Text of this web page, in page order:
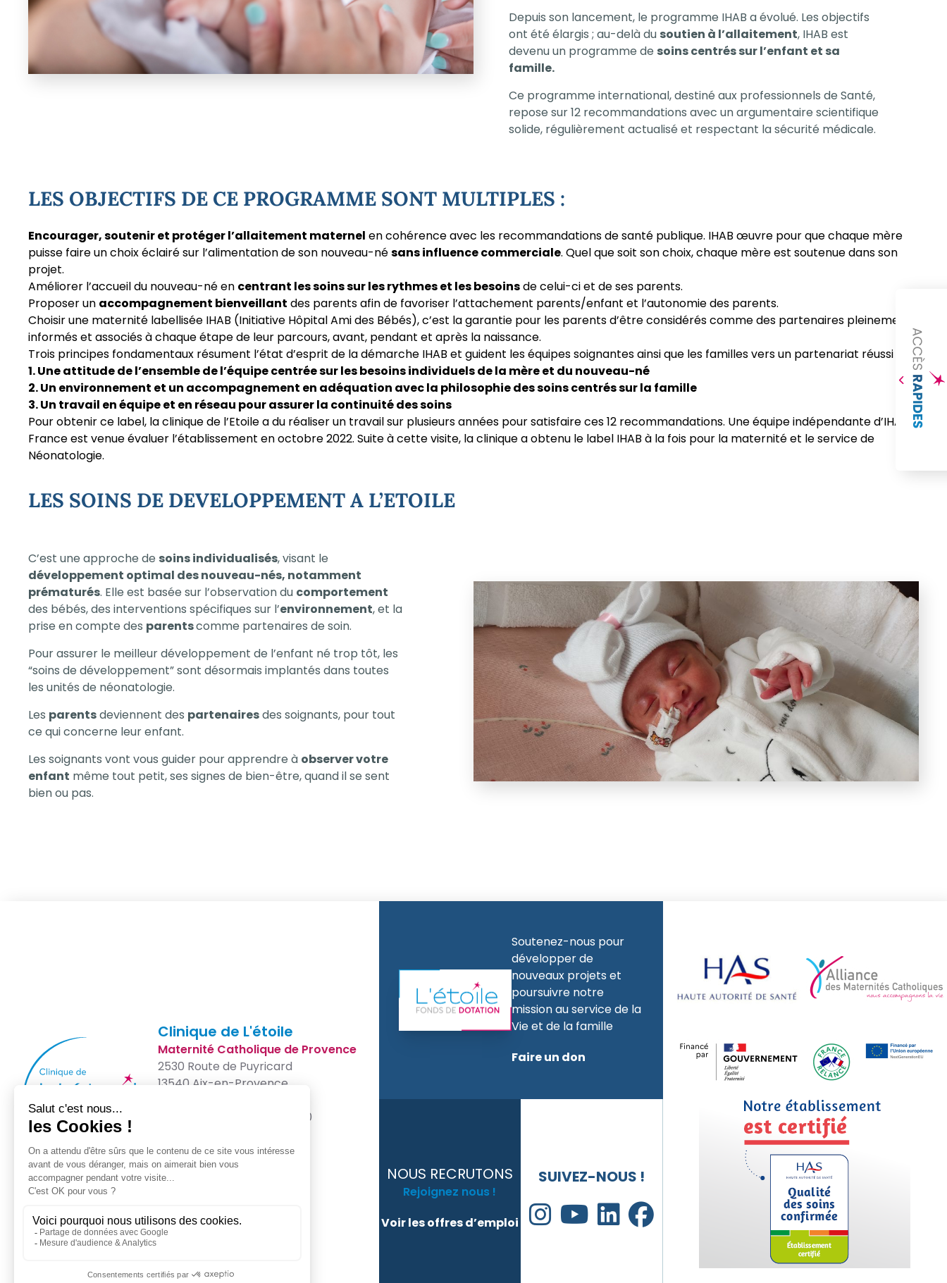
Depuis son lancement, le programme IHAB a évolué. Les objectifs
ont été élargis ; au-delà du soutien à l’allaitement, IHAB est
devenu un programme de soins centrés sur l’enfant et sa
famille.
Ce programme international, destiné aux professionnels de Santé,
repose sur12 recommandations avec un argumentaire scientifique
solide, régulièrement actualisé et respectant la sécurité médicale.
LES OBJECTIFS DE CE PROGRAMME SONT MULTIPLES :
Encourager, soutenir et protéger l’allaitement maternel en cohérence avec les recommandations de santé publique. IHAB œuvre pour que chaque mère
puisse faire un choix éclairé sur l’alimentation de son nouveau-nésans influence commerciale. Quel que soit son choix, chaque mère est soutenue dans son
projet.
Améliorer l’accueil du nouveau-né en centrant les soins sur les rythmes et les besoinsde celui-ci et de ses parents.
Proposer un accompagnement bienveillant des parents afin de favoriser l’attachement parents/enfant et l’autonomie des parents.
Choisir une maternité labellisée IHAB (Initiative Hôpital Ami des Bébés), c’est la garantie pour les parents d’être considérés comme des partenaires pleinement
informés et associés à chaque étape de leur parcours, avant, pendant et après la naissance.
Trois principes fondamentaux résument l’état d’esprit de la démarche IHAB et guident les équipes soignantes ainsi que les familles vers un partenariat réussi :
1. Une attitude de l’ensemble de l’équipe centrée sur les besoins individuels de la mère et du nouveau-né
2. Un environnement et un accompagnement en adéquation avec la philosophie des soins centrés sur la famille
3. Un travail en équipe et en réseau pour assurer la continuité des soins
Pour obtenir ce label, la clinique de l’Etoile a du réaliser un travail sur plusieurs années pour satisfaire ces 12 recommandations. Une équipe indépendante d’IHAB
France est venue évaluer l’établissement en octobre 2022. Suite à cette visite, la clinique a obtenu le label IHAB à la fois pour la maternité et le service de
Néonatologie.
LES SOINS DE DEVELOPPEMENT A L’ETOILE
C’est une approche de soins individualisés, visant le
développement optimal des nouveau-nés, notamment
prématurés. Elle est basée sur l’observation du comportement
des bébés, des interventions spécifiques sur l’environnement, et la
prise en compte des parentscomme partenaires de soin.
Pour assurer le meilleur développement de l’enfant né trop tôt, les
“soins de développement” sont désormais implantés dans toutes
les unités de néonatologie.
Les parentsdeviennent des partenairesdes soignants, pour tout
ce qui concerne leur enfant.
Les soignants vont vous guider pour apprendre à observer votre
enfant même tout petit, ses signes de bien-être, quand il se sent
bien ou pas.
Clinique de L'étoile
Maternité Catholique de Provence
2530 Route de Puyricard
13540 Aix-en-Provence
Du lun. au ven. de 7h à 19h30
Contactez-nous
Soutenez-nous pour
développer de
nouveaux projets et
poursuivre notre
mission au service de la
Vie et de la famille
Faire un don
NOUS RECRUTONS
Rejoignez nous !
Voir les offres d’emploi
SUIVEZ-NOUS !